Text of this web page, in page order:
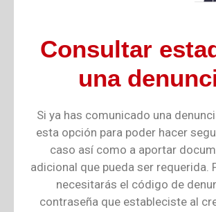
Consultar
una
Si ya has comunicado una
esta opción para poder hacer
caso así como a aportar
adicional que pueda ser requerida.
necesitarás el código de
contraseña que estableciste al